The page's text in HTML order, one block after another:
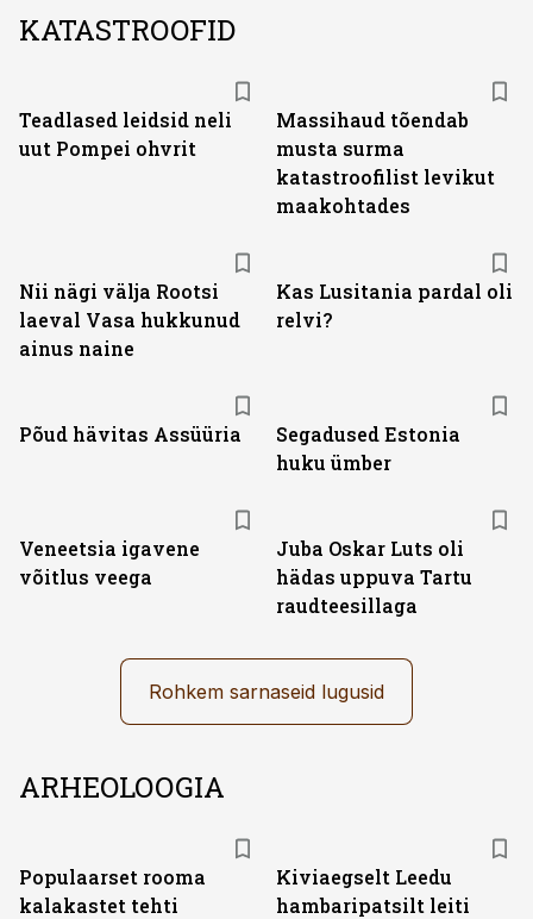
KATASTROOFID
Teadlased leidsid neli
uut Pompei ohvrit
Massihaud tõendab
musta surma
katastroofilist levikut
maakohtades
Nii nägi välja Rootsi
laeval Vasa hukkunud
ainus naine
Kas Lusitania pardal oli
relvi?
Põud hävitas Assüüria
Segadused Estonia
huku ümber
Veneetsia igavene
võitlus veega
Juba Oskar Luts oli
hädas uppuva Tartu
raudteesillaga
Rohkem sarnaseid lugusid
ARHEOLOOGIA
Populaarset rooma
kalakastet tehti
Kiviaegselt Leedu
hambaripatsilt leiti